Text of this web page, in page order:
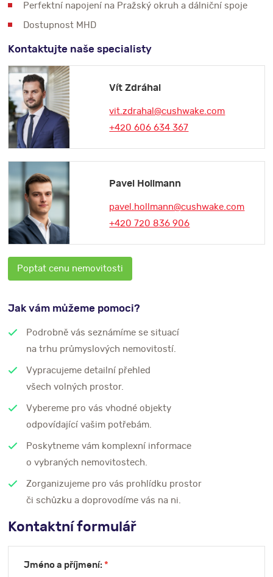
Perfektní napojení na Pražský okruh a dálniční spoje
Dostupnost MHD
Kontaktujte naše specialisty
Vít Zdráhal
vit.zdrahal@cushwake.com
+420 606 634 367
Pavel Hollmann
pavel.hollmann@cushwake.com
+420 720 836 906
Poptat cenu nemovitosti
Jak vám můžeme pomoci?
Podrobně vás seznámíme se situací
na trhu průmyslových nemovitostí.
Vypracujeme detailní přehled
všech volných prostor.
Vybereme pro vás vhodné objekty
odpovídající vašim potřebám.
Poskytneme vám komplexní informace
o vybraných nemovitostech.
Zorganizujeme pro vás prohlídku prostor
či schůzku a doprovodíme vás na ni.
Kontaktní formulář
Jméno a příjmení:*